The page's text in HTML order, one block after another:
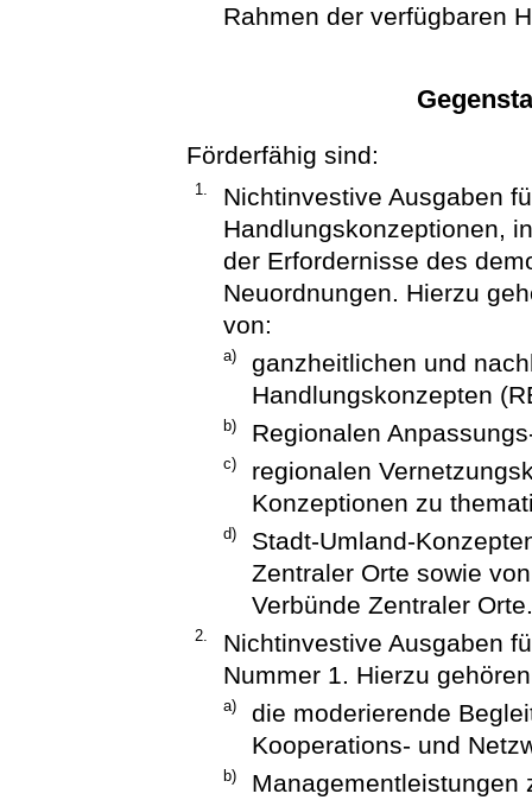
Rahmen der verfügbaren
Förderfähig sind:
1.
Nichtinvestive Ausgaben
Handlungskonzeptionen,
der Erfordernisse des
Neuordnungen. Hierzu
von:
a)
ganzheitlichen und
Handlungskonzepten
b) Regionalen
c)
regionalen
Konzeptionen zu
d)
Stadt-Umland-
Zentraler Orte sowie
Verbünde Zentraler
2.
Nichtinvestive Ausgaben
Nummer 1. Hierzu
a)
die moderierende
Kooperations- und
b)
Managementleistungen